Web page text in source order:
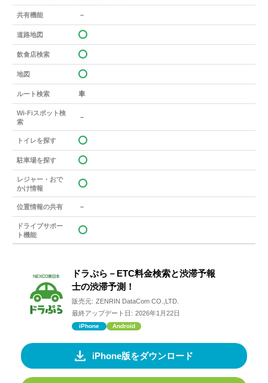
共有機能 －
道路地図
飲食店検索
地図
ルート検索 車
Wi-Fiスポット検
索
－
トイレを探す
駐車場を探す
レジャー・おで
かけ情報
位置情報の共有 －
ドライブサポー
ト機能
ドラぷら－ETC料金検索と渋滞予報
士の渋滞予測！
販売元: ZENRIN DataCom CO.,LTD.
最終アップデート日: 2026年1月22日
iPhone Android
iPhone版をダウンロード